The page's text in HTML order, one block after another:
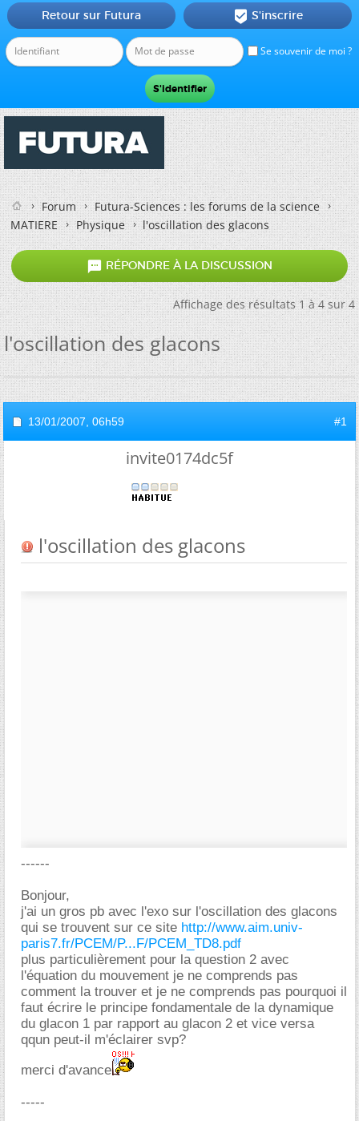
Se souvenir de moi ?
Retour sur Futura  S'inscrire
Forum
Futura-Sciences : les forums de la science
MATIERE
Physique l'oscillation des glacons
 RÉPONDRE À LA DISCUSSION
Affichage des résultats 1 à 4 sur 4
l'oscillation des glacons
13/01/2007, 06h59 #1
invite0174dc5f
l'oscillation des glacons
------
Bonjour,
j'ai un gros pb avec l'exo sur l'oscillation des glacons
qui se trouvent sur ce site http://www.aim.univ-
paris7.fr/PCEM/P...F/PCEM_TD8.pdf
plus particulièrement pour la question 2 avec
l'équation du mouvement je ne comprends pas
comment la trouver et je ne comprends pas pourquoi il
faut écrire le principe fondamentale de la dynamique
du glacon 1 par rapport au glacon 2 et vice versa
qqun peut-il m'éclairer svp?
merci d'avance
-----